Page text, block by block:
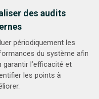
des audits
périodiquement les
du système afin
garantir l’efficacité et
les points à